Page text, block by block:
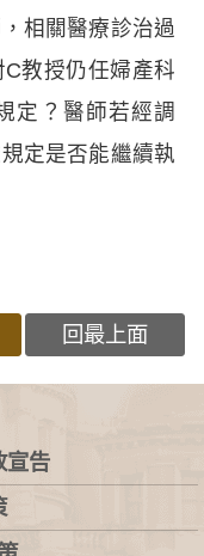
相關醫療診治過
教授仍任婦產科
定？醫師若經調
定是否能繼續執
回最上面
宣告